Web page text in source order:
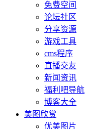
免费空间
论坛社区
分享资源
游戏工具
cms程序
直播交友
新闻资讯
福利吧导航
博客大全
美图欣赏
优美图片